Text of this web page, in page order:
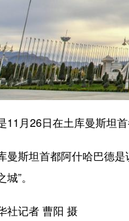
月26日在土库曼斯坦首
斯坦首都阿什哈巴德是
城”。
记者 曹阳 摄